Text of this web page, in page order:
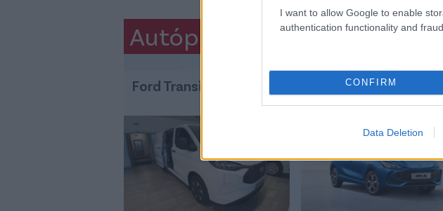
I want to allow Google to enable
authentication functionality and
CONFIRM
Data Deletion
Autópiac
Ford Transit Mg Mg3